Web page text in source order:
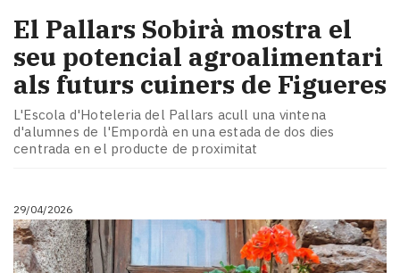
El Pallars Sobirà mostra el
seu potencial agroalimentari
als futurs cuiners de Figueres
L'Escola d'Hoteleria del Pallars acull una vintena
d'alumnes de l'Empordà en una estada de dos dies
centrada en el producte de proximitat
29/04/2026